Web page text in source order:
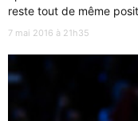
reste tout de même
7 mai 2016 à 21h35